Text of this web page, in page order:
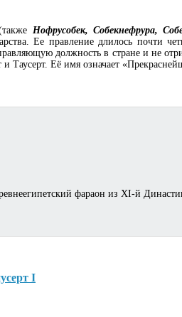
Нофрусобек, Собекнефрура,
Ее правление длилось почти
должность в стране и не
Таусерт. Её имя означает
фараон из XI-й
I